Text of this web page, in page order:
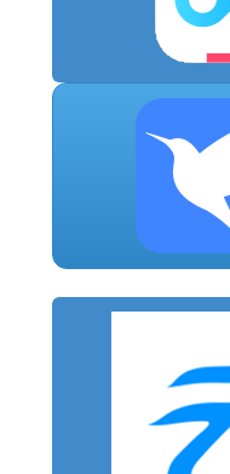
目前已开放12位可
解开每个人的秘密
与你选择的伴侣谈
将为你带来强大助力
与近30位古人结交，
程，参与他们的人